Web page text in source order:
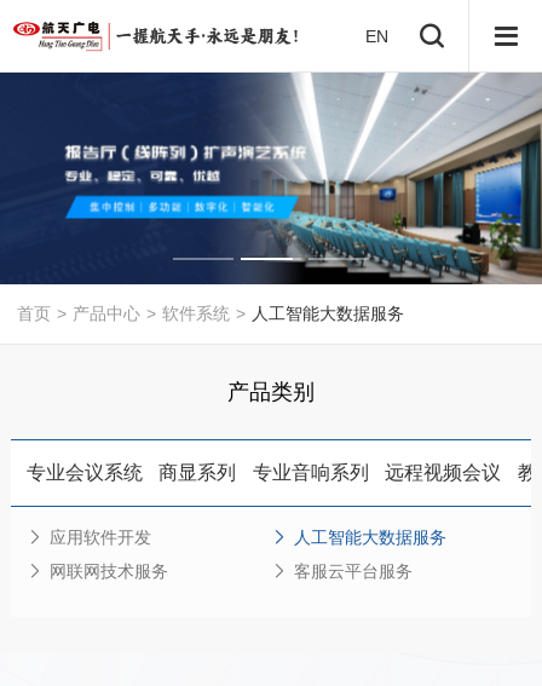
EN
首页 > 产品中心 > 软件系统 > 人工智能大数据服务
产品类别
专业会议系统 商显系列 专业音响系列 远程视频会议 教
应用软件开发
人工智能大数据服务
网联网技术服务
客服云平台服务